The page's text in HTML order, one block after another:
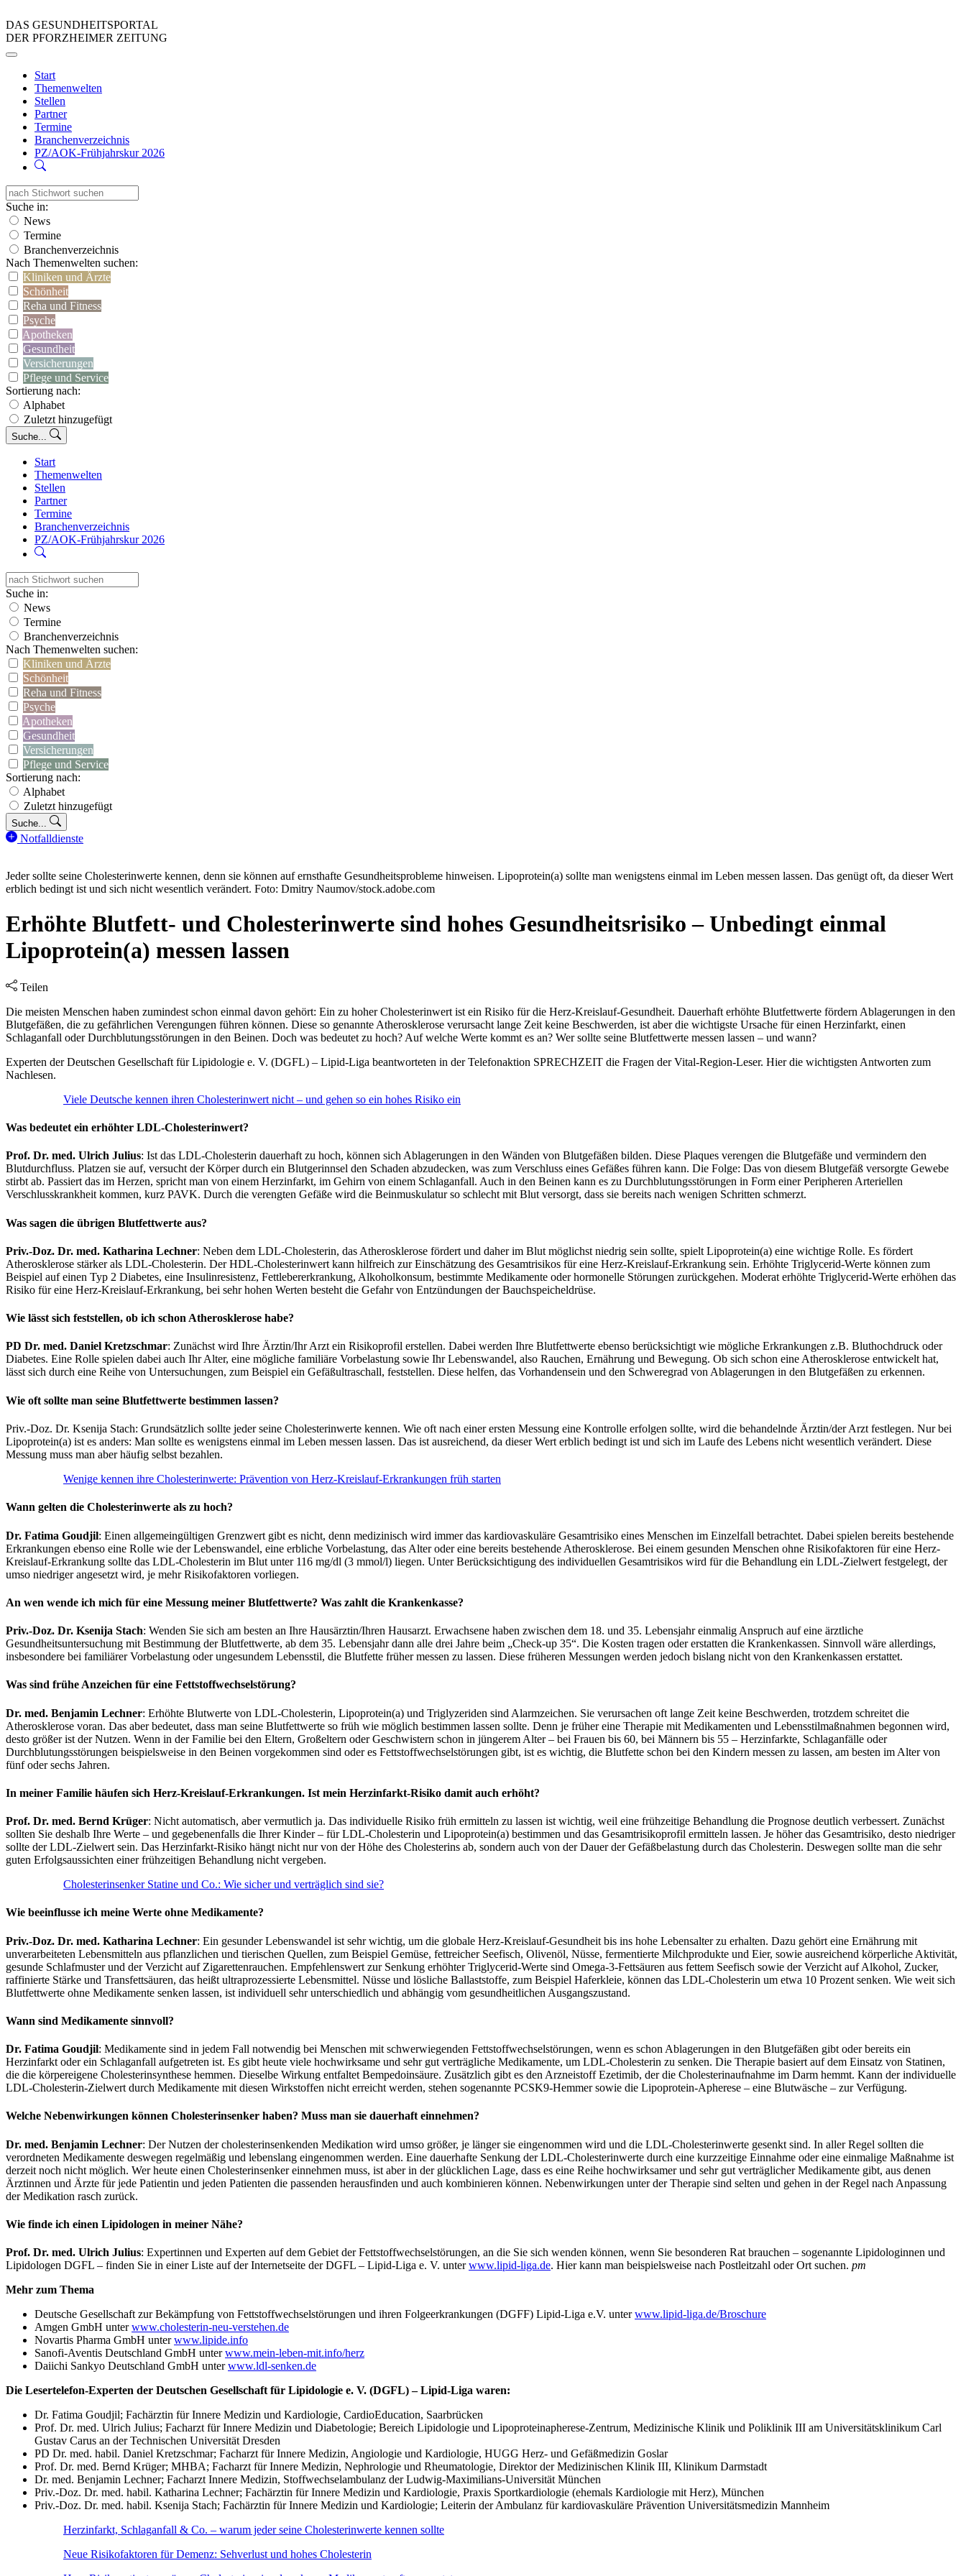
DAS GESUNDHEITSPORTAL
DER PFORZHEIMER ZEITUNG
Start
Themenwelten
Stellen
Partner
Termine
Branchenverzeichnis
PZ/AOK-Frühjahrskur 2026
Suche in:
News
Termine
Branchenverzeichnis
Nach Themenwelten suchen:
Kliniken und Ärzte
Schönheit
Reha und Fitness
Psyche
Apotheken
Gesundheit
Versicherungen
Pflege und Service
Sortierung nach:
Alphabet
Zuletzt hinzugefügt
Suche...
Start
Themenwelten
Stellen
Partner
Termine
Branchenverzeichnis
PZ/AOK-Frühjahrskur 2026
Suche in:
News
Termine
Branchenverzeichnis
Nach Themenwelten suchen:
Kliniken und Ärzte
Schönheit
Reha und Fitness
Psyche
Apotheken
Gesundheit
Versicherungen
Pflege und Service
Sortierung nach:
Alphabet
Zuletzt hinzugefügt
Suche...
Notfalldienste
Jeder sollte seine Cholesterinwerte kennen, denn sie können auf ernsthafte Gesundheitsprobleme hinweisen. Lipoprotein(a) sollte man wenigstens einmal im Leben messen lassen. Das genügt oft, da dieser Wert
erblich bedingt ist und sich nicht wesentlich verändert. Foto: Dmitry Naumov/stock.adobe.com
Erhöhte Blutfett- und Cholesterinwerte sind hohes Gesundheitsrisiko – Unbedingt einmal
Lipoprotein(a) messen lassen
Teilen
Die meisten Menschen haben zumindest schon einmal davon gehört: Ein zu hoher Cholesterinwert ist ein Risiko für die Herz-Kreislauf-Gesundheit. Dauerhaft erhöhte Blutfettwerte fördern Ablagerungen in den
Blutgefäßen, die zu gefährlichen Verengungen führen können. Diese so genannte Atherosklerose verursacht lange Zeit keine Beschwerden, ist aber die wichtigste Ursache für einen Herzinfarkt, einen
Schlaganfall oder Durchblutungsstörungen in den Beinen. Doch was bedeutet zu hoch? Auf welche Werte kommt es an? Wer sollte seine Blutfettwerte messen lassen – und wann?
Experten der Deutschen Gesellschaft für Lipidologie e. V. (DGFL) – Lipid-Liga beantworteten in der Telefonaktion SPRECHZEIT die Fragen der Vital-Region-Leser. Hier die wichtigsten Antworten zum
Nachlesen.
Viele Deutsche kennen ihren Cholesterinwert nicht – und gehen so ein hohes Risiko ein
Was bedeutet ein erhöhter LDL-Cholesterinwert?
Prof. Dr. med. Ulrich Julius: Ist das LDL-Cholesterin dauerhaft zu hoch, können sich Ablagerungen in den Wänden von Blutgefäßen bilden. Diese Plaques verengen die Blutgefäße und vermindern den
Blutdurchfluss. Platzen sie auf, versucht der Körper durch ein Blutgerinnsel den Schaden abzudecken, was zum Verschluss eines Gefäßes führen kann. Die Folge: Das von diesem Blutgefäß versorgte Gewebe
stirbt ab. Passiert das im Herzen, spricht man von einem Herzinfarkt, im Gehirn von einem Schlaganfall. Auch in den Beinen kann es zu Durchblutungsstörungen in Form einer Peripheren Arteriellen
Verschlusskrankheit kommen, kurz PAVK. Durch die verengten Gefäße wird die Beinmuskulatur so schlecht mit Blut versorgt, dass sie bereits nach wenigen Schritten schmerzt.
Was sagen die übrigen Blutfettwerte aus?
Priv.-Doz. Dr. med. Katharina Lechner: Neben dem LDL-Cholesterin, das Atherosklerose fördert und daher im Blut möglichst niedrig sein sollte, spielt Lipoprotein(a) eine wichtige Rolle. Es fördert
Atherosklerose stärker als LDL-Cholesterin. Der HDL-Cholesterinwert kann hilfreich zur Einschätzung des Gesamtrisikos für eine Herz-Kreislauf-Erkrankung sein. Erhöhte Triglycerid-Werte können zum
Beispiel auf einen Typ 2 Diabetes, eine Insulinresistenz, Fettlebererkrankung, Alkoholkonsum, bestimmte Medikamente oder hormonelle Störungen zurückgehen. Moderat erhöhte Triglycerid-Werte erhöhen das
Risiko für eine Herz-Kreislauf-Erkrankung, bei sehr hohen Werten besteht die Gefahr von Entzündungen der Bauchspeicheldrüse.
Wie lässt sich feststellen, ob ich schon Atherosklerose habe?
PD Dr. med. Daniel Kretzschmar: Zunächst wird Ihre Ärztin/Ihr Arzt ein Risikoprofil erstellen. Dabei werden Ihre Blutfettwerte ebenso berücksichtigt wie mögliche Erkrankungen z.B. Bluthochdruck oder
Diabetes. Eine Rolle spielen dabei auch Ihr Alter, eine mögliche familiäre Vorbelastung sowie Ihr Lebenswandel, also Rauchen, Ernährung und Bewegung. Ob sich schon eine Atherosklerose entwickelt hat,
lässt sich durch eine Reihe von Untersuchungen, zum Beispiel ein Gefäßultraschall, feststellen. Diese helfen, das Vorhandensein und den Schweregrad von Ablagerungen in den Blutgefäßen zu erkennen.
Wie oft sollte man seine Blutfettwerte bestimmen lassen?
Priv.-Doz. Dr. Ksenija Stach: Grundsätzlich sollte jeder seine Cholesterinwerte kennen. Wie oft nach einer ersten Messung eine Kontrolle erfolgen sollte, wird die behandelnde Ärztin/der Arzt festlegen. Nur bei
Lipoprotein(a) ist es anders: Man sollte es wenigstens einmal im Leben messen lassen. Das ist ausreichend, da dieser Wert erblich bedingt ist und sich im Laufe des Lebens nicht wesentlich verändert. Diese
Messung muss man aber häufig selbst bezahlen.
Wenige kennen ihre Cholesterinwerte: Prävention von Herz-Kreislauf-Erkrankungen früh starten
Wann gelten die Cholesterinwerte als zu hoch?
Dr. Fatima Goudjil: Einen allgemeingültigen Grenzwert gibt es nicht, denn medizinisch wird immer das kardiovaskuläre Gesamtrisiko eines Menschen im Einzelfall betrachtet. Dabei spielen bereits bestehende
Erkrankungen ebenso eine Rolle wie der Lebenswandel, eine erbliche Vorbelastung, das Alter oder eine bereits bestehende Atherosklerose. Bei einem gesunden Menschen ohne Risikofaktoren für eine Herz-
Kreislauf-Erkrankung sollte das LDL-Cholesterin im Blut unter 116 mg/dl (3 mmol/l) liegen. Unter Berücksichtigung des individuellen Gesamtrisikos wird für die Behandlung ein LDL-Zielwert festgelegt, der
umso niedriger angesetzt wird, je mehr Risikofaktoren vorliegen.
An wen wende ich mich für eine Messung meiner Blutfettwerte? Was zahlt die Krankenkasse?
Priv.-Doz. Dr. Ksenija Stach: Wenden Sie sich am besten an Ihre Hausärztin/Ihren Hausarzt. Erwachsene haben zwischen dem 18. und 35. Lebensjahr einmalig Anspruch auf eine ärztliche
Gesundheitsuntersuchung mit Bestimmung der Blutfettwerte, ab dem 35. Lebensjahr dann alle drei Jahre beim „Check-up 35“. Die Kosten tragen oder erstatten die Krankenkassen. Sinnvoll wäre allerdings,
insbesondere bei familiärer Vorbelastung oder ungesundem Lebensstil, die Blutfette früher messen zu lassen. Diese früheren Messungen werden jedoch bislang nicht von den Krankenkassen erstattet.
Was sind frühe Anzeichen für eine Fettstoffwechselstörung?
Dr. med. Benjamin Lechner: Erhöhte Blutwerte von LDL-Cholesterin, Lipoprotein(a) und Triglyzeriden sind Alarmzeichen. Sie verursachen oft lange Zeit keine Beschwerden, trotzdem schreitet die
Atherosklerose voran. Das aber bedeutet, dass man seine Blutfettwerte so früh wie möglich bestimmen lassen sollte. Denn je früher eine Therapie mit Medikamenten und Lebensstilmaßnahmen begonnen wird,
desto größer ist der Nutzen. Wenn in der Familie bei den Eltern, Großeltern oder Geschwistern schon in jüngerem Alter – bei Frauen bis 60, bei Männern bis 55 – Herzinfarkte, Schlaganfälle oder
Durchblutungsstörungen beispielsweise in den Beinen vorgekommen sind oder es Fettstoffwechselstörungen gibt, ist es wichtig, die Blutfette schon bei den Kindern messen zu lassen, am besten im Alter von
fünf oder sechs Jahren.
In meiner Familie häufen sich Herz-Kreislauf-Erkrankungen. Ist mein Herzinfarkt-Risiko damit auch erhöht?
Prof. Dr. med. Bernd Krüger: Nicht automatisch, aber vermutlich ja. Das individuelle Risiko früh ermitteln zu lassen ist wichtig, weil eine frühzeitige Behandlung die Prognose deutlich verbessert. Zunächst
sollten Sie deshalb Ihre Werte – und gegebenenfalls die Ihrer Kinder – für LDL-Cholesterin und Lipoprotein(a) bestimmen und das Gesamtrisikoprofil ermitteln lassen. Je höher das Gesamtrisiko, desto niedriger
sollte der LDL-Zielwert sein. Das Herzinfarkt-Risiko hängt nicht nur von der Höhe des Cholesterins ab, sondern auch von der Dauer der Gefäßbelastung durch das Cholesterin. Deswegen sollte man die sehr
guten Erfolgsaussichten einer frühzeitigen Behandlung nicht vergeben.
Cholesterinsenker Statine und Co.: Wie sicher und verträglich sind sie?
Wie beeinflusse ich meine Werte ohne Medikamente?
Priv.-Doz. Dr. med. Katharina Lechner: Ein gesunder Lebenswandel ist sehr wichtig, um die globale Herz-Kreislauf-Gesundheit bis ins hohe Lebensalter zu erhalten. Dazu gehört eine Ernährung mit
unverarbeiteten Lebensmitteln aus pflanzlichen und tierischen Quellen, zum Beispiel Gemüse, fettreicher Seefisch, Olivenöl, Nüsse, fermentierte Milchprodukte und Eier, sowie ausreichend körperliche Aktivität,
gesunde Schlafmuster und der Verzicht auf Zigarettenrauchen. Empfehlenswert zur Senkung erhöhter Triglycerid-Werte sind Omega-3-Fettsäuren aus fettem Seefisch sowie der Verzicht auf Alkohol, Zucker,
raffinierte Stärke und Transfettsäuren, das heißt ultraprozessierte Lebensmittel. Nüsse und lösliche Ballaststoffe, zum Beispiel Haferkleie, können das LDL-Cholesterin um etwa 10 Prozent senken. Wie weit sich
Blutfettwerte ohne Medikamente senken lassen, ist individuell sehr unterschiedlich und abhängig vom gesundheitlichen Ausgangszustand.
Wann sind Medikamente sinnvoll?
Dr. Fatima Goudjil: Medikamente sind in jedem Fall notwendig bei Menschen mit schwerwiegenden Fettstoffwechselstörungen, wenn es schon Ablagerungen in den Blutgefäßen gibt oder bereits ein
Herzinfarkt oder ein Schlaganfall aufgetreten ist. Es gibt heute viele hochwirksame und sehr gut verträgliche Medikamente, um LDL-Cholesterin zu senken. Die Therapie basiert auf dem Einsatz von Statinen,
die die körpereigene Cholesterinsynthese hemmen. Dieselbe Wirkung entfaltet Bempedoinsäure. Zusätzlich gibt es den Arzneistoff Ezetimib, der die Cholesterinaufnahme im Darm hemmt. Kann der individuelle
LDL-Cholesterin-Zielwert durch Medikamente mit diesen Wirkstoffen nicht erreicht werden, stehen sogenannte PCSK9-Hemmer sowie die Lipoprotein-Apherese – eine Blutwäsche – zur Verfügung.
Welche Nebenwirkungen können Cholesterinsenker haben? Muss man sie dauerhaft einnehmen?
Dr. med. Benjamin Lechner: Der Nutzen der cholesterinsenkenden Medikation wird umso größer, je länger sie eingenommen wird und die LDL-Cholesterinwerte gesenkt sind. In aller Regel sollten die
verordneten Medikamente deswegen regelmäßig und lebenslang eingenommen werden. Eine dauerhafte Senkung der LDL-Cholesterinwerte durch eine kurzzeitige Einnahme oder eine einmalige Maßnahme ist
derzeit noch nicht möglich. Wer heute einen Cholesterinsenker einnehmen muss, ist aber in der glücklichen Lage, dass es eine Reihe hochwirksamer und sehr gut verträglicher Medikamente gibt, aus denen
Ärztinnen und Ärzte für jede Patientin und jeden Patienten die passenden herausfinden und auch kombinieren können. Nebenwirkungen unter der Therapie sind selten und gehen in der Regel nach Anpassung
der Medikation rasch zurück.
Wie finde ich einen Lipidologen in meiner Nähe?
Prof. Dr. med. Ulrich Julius: Expertinnen und Experten auf dem Gebiet der Fettstoffwechselstörungen, an die Sie sich wenden können, wenn Sie besonderen Rat brauchen – sogenannte Lipidologinnen und
Lipidologen DGFL – finden Sie in einer Liste auf der Internetseite der DGFL – Lipid-Liga e. V. unterwww.lipid-liga.de. Hier kann man beispielsweise nach Postleitzahl oder Ort suchen. pm
Mehr zum Thema
Deutsche Gesellschaft zur Bekämpfung von Fettstoffwechselstörungen und ihren Folgeerkrankungen (DGFF) Lipid-Liga e.V. unterwww.lipid-liga.de/Broschure
Amgen GmbH unterwww.cholesterin-neu-verstehen.de
Novartis Pharma GmbH unterwww.lipide.info
Sanofi-Aventis Deutschland GmbH unterwww.mein-leben-mit.info/herz
Daiichi Sankyo Deutschland GmbH unterwww.ldl-senken.de
Die Lesertelefon-Experten der Deutschen Gesellschaft für Lipidologie e. V. (DGFL) – Lipid-Liga waren:
Dr. Fatima Goudjil; Fachärztin für Innere Medizin und Kardiologie, CardioEducation, Saarbrücken
Prof. Dr. med. Ulrich Julius; Facharzt für Innere Medizin und Diabetologie; Bereich Lipidologie und Lipoproteinapherese-Zentrum, Medizinische Klinik und Poliklinik III am Universitätsklinikum Carl
Gustav Carus an der Technischen Universität Dresden
PD Dr. med. habil. Daniel Kretzschmar; Facharzt für Innere Medizin, Angiologie und Kardiologie, HUGG Herz- und Gefäßmedizin Goslar
Prof. Dr. med. Bernd Krüger; MHBA; Facharzt für Innere Medizin, Nephrologie und Rheumatologie, Direktor der Medizinischen Klinik III, Klinikum Darmstadt
Dr. med. Benjamin Lechner; Facharzt Innere Medizin, Stoffwechselambulanz der Ludwig-Maximilians-Universität München
Priv.-Doz. Dr. med. habil. Katharina Lechner; Fachärztin für Innere Medizin und Kardiologie, Praxis Sportkardiologie (ehemals Kardiologie mit Herz), München
Priv.-Doz. Dr. med. habil. Ksenija Stach; Fachärztin für Innere Medizin und Kardiologie; Leiterin der Ambulanz für kardiovaskuläre Prävention Universitätsmedizin Mannheim
Herzinfarkt, Schlaganfall & Co. – warum jeder seine Cholesterinwerte kennen sollte
Neue Risikofaktoren für Demenz: Sehverlust und hohes Cholesterin